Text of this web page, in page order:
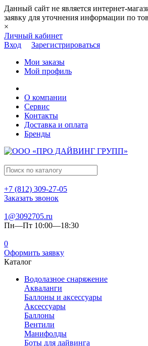
Данный сайт не является интернет-
заявку для уточнения информации по
×
Личный кабинет
Вход
Зарегистрироваться
Мои заказы
Мой профиль
О компании
Сервис
Контакты
Доставка и оплата
Бренды
+7 (812) 309-27-05
Заказать звонок
1@3092705.ru
Пн—Пт 10:00—18:30
0
Оформить заявку
Каталог
Водолазное снаряжение
Акваланги
Баллоны и аксессуары
Аксессуары
Баллоны
Вентили
Манифолды
Боты для дайвинга